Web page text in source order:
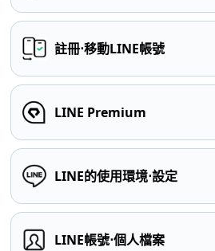
註冊⋅移動LINE帳號
LINE Premium
LINE的使用環境⋅設定
LINE帳號⋅個人檔案